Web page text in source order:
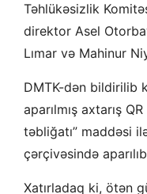
Təhlükəsizlik
direktor Asel
Lımar və Mahinur
DMTK-dən bildirilib
aparılmış axtarış
təbliğatı” maddəsi
çərçivəsində
Xatırladaq ki, ötən